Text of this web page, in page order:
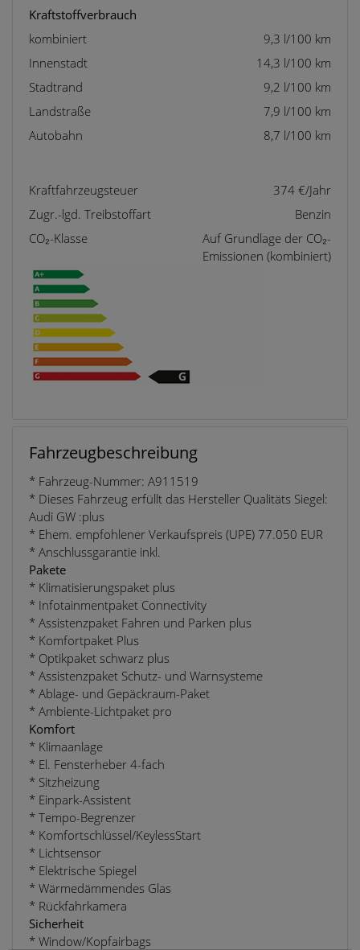
Kraftstoffverbrauch
kombiniert
9,3 l/100 km
Innenstadt
14,3 l/100 km
Stadtrand
9,2 l/100 km
Landstraße
7,9 l/100 km
Autobahn
8,7 l/100 km
Kraftfahrzeugsteuer
374 €/Jahr
Zugr.-lgd. Treibstoffart
Benzin
CO₂-Klasse
Auf Grundlage der CO₂-
Emissionen (kombiniert)
Fahrzeugbeschreibung
* Fahrzeug-Nummer: A911519
* Dieses Fahrzeug erfüllt das Hersteller Qualitäts Siegel:
Audi GW :plus
* Ehem. empfohlener Verkaufspreis (UPE) 77.050 EUR
* Anschlussgarantie inkl.
Pakete
* Klimatisierungspaket plus
* Infotainmentpaket Connectivity
* Assistenzpaket Fahren und Parken plus
* Komfortpaket Plus
* Optikpaket schwarz plus
* Assistenzpaket Schutz- und Warnsysteme
* Ablage- und Gepäckraum-Paket
* Ambiente-Lichtpaket pro
Komfort
* Klimaanlage
* El. Fensterheber 4-fach
* Sitzheizung
* Einpark-Assistent
* Tempo-Begrenzer
* Komfortschlüssel/KeylessStart
* Lichtsensor
* Elektrische Spiegel
* Wärmedämmendes Glas
* Rückfahrkamera
Sicherheit
* Window/Kopfairbags